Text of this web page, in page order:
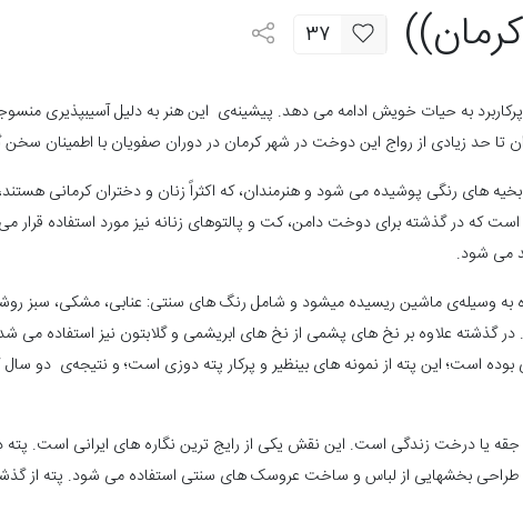
37
به حیات خویش ادامه می­ دهد. پیشینه‌ی این هنر به دلیل آسیب­پذیری
تا حد زیادی از رواج این دوخت در شهر کرمان در دوران صفویان با اطمینان
های رنگی پوشیده می­ شود و هنرمندان، که اکثراً زنان و دختران کرمانی
در گذشته برای دوخت دامن، کت و پالتوهای زنانه نیز مورد استفاده قرار
می­ شود.
ماشین ریسیده می­شود و شامل رنگ ­های سنتی: عنابی، مشکی، سبز روشن،
درخت زندگی است. این نقش یکی از رایج ­ترین نگاره­ های ایرانی است. پته
طراحی بخش­هایی از لباس و ساخت عروسک ­های سنتی استفاده می­ شود. پته از